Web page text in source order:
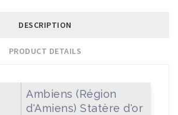
DESCRIPTION
PRODUCT DETAILS
Ambiens (Région
d'Amiens) Statère d'or